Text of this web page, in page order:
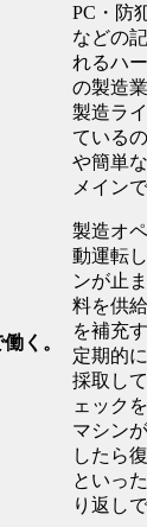
く。
PC・防
などの
れるハ
の製造
製造ラ
ている
や簡単
メインで
製造オ
動運転
ンが止
料を供
を補充
定期的
採取し
ェック
マシン
したら
といっ
り返し